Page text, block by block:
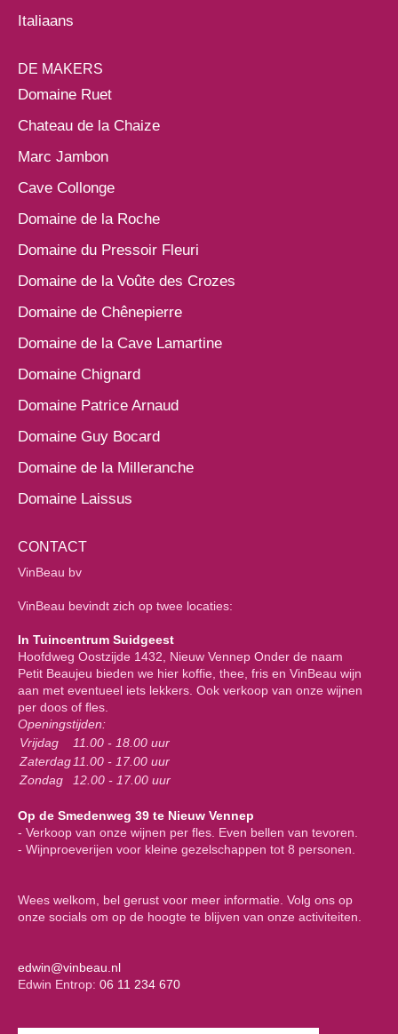
Italiaans
DE MAKERS
Domaine Ruet
Chateau de la Chaize
Marc Jambon
Cave Collonge
Domaine de la Roche
Domaine du Pressoir Fleuri
Domaine de la Voûte des Crozes
Domaine de Chênepierre
Domaine de la Cave Lamartine
Domaine Chignard
Domaine Patrice Arnaud
Domaine Guy Bocard
Domaine de la Milleranche
Domaine Laissus
CONTACT
VinBeau bv
VinBeau bevindt zich op twee locaties:
In Tuincentrum Suidgeest
Hoofdweg Oostzijde 1432, Nieuw Vennep Onder de naam
Petit Beaujeu bieden we hier koffie, thee, fris en VinBeau wijn
aan met eventueel iets lekkers. Ook verkoop van onze wijnen
per doos of fles.
Openingstijden:
Vrijdag
11.00 - 18.00 uur
Zaterdag 11.00 - 17.00 uur
Zondag
12.00 - 17.00 uur
Op de Smedenweg 39 te Nieuw Vennep
- Verkoop van onze wijnen per fles. Even bellen van tevoren.
- Wijnproeverijen voor kleine gezelschappen tot 8 personen.
Wees welkom, bel gerust voor meer informatie. Volg ons op
onze socials om op de hoogte te blijven van onze activiteiten.
edwin@vinbeau.nl
Edwin Entrop: 06 11 234 670